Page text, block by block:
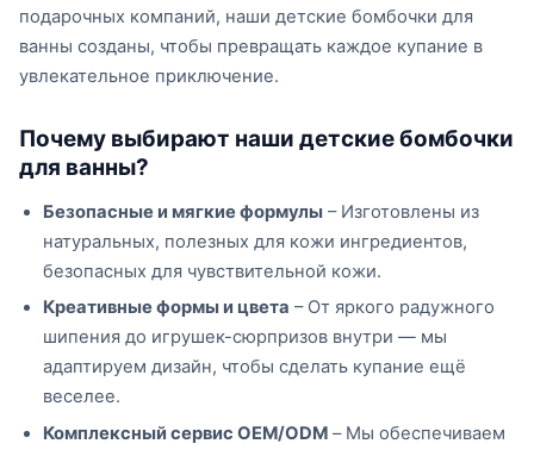
подарочных компаний, наши детские бомбочки для
ванны созданы, чтобы превращать каждое купание в
увлекательное приключение.
Почему выбирают наши детские бомбочки
для ванны?
Безопасные и мягкие формулы – Изготовлены из
натуральных, полезных для кожи ингредиентов,
безопасных для чувствительной кожи.
Креативные формы и цвета – От яркого радужного
шипения до игрушек-сюрпризов внутри — мы
адаптируем дизайн, чтобы сделать купание ещё
веселее.
Комплексный сервис OEM/ODM – Мы обеспечиваем